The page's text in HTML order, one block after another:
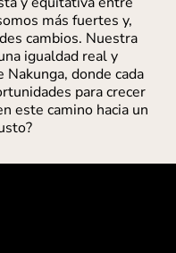
más fuertes y,
cambios. Nuestra
igualdad real y
donde cada
para crecer
este camino hacia un